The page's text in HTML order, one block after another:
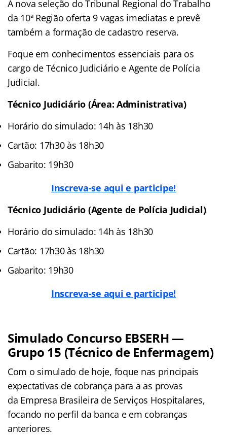
A nova seleção do Tribunal Regional do Trabalho
da 10ª Região oferta 9 vagas imediatas e prevê
também a formação de cadastro reserva.
Foque em conhecimentos essenciais para os
cargo de Técnico Judiciário e Agente de Polícia
Judicial.
Técnico Judiciário (Área: Administrativa)
Horário do simulado: 14h às 18h30
Cartão: 17h30 às 18h30
Gabarito: 19h30
Inscreva-se aqui e participe!
Técnico Judiciário (Agente de Polícia Judicial)
Horário do simulado: 14h às 18h30
Cartão: 17h30 às 18h30
Gabarito: 19h30
Inscreva-se aqui e participe!
Simulado Concurso EBSERH —
Grupo 15 (Técnico de Enfermagem)
Com o simulado de hoje, foque nas principais
expectativas de cobrança para a as provas
da Empresa Brasileira de Serviços Hospitalares,
focando no perfil da banca e em cobranças
anteriores.